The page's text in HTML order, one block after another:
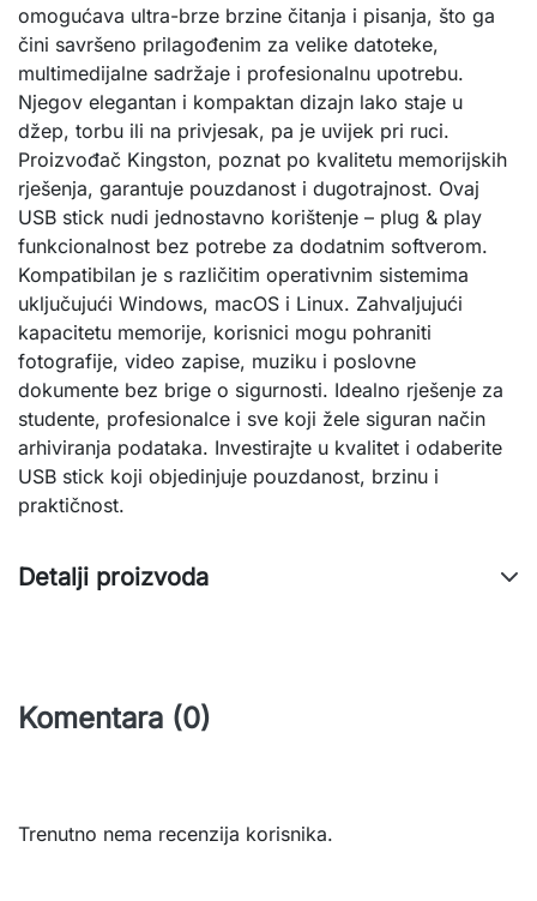
omogućava ultra-brze brzine čitanja i pisanja, što ga
čini savršeno prilagođenim za velike datoteke,
multimedijalne sadržaje i profesionalnu upotrebu.
Njegov elegantan i kompaktan dizajn lako staje u
džep, torbu ili na privjesak, pa je uvijek pri ruci.
Proizvođač Kingston, poznat po kvalitetu memorijskih
rješenja, garantuje pouzdanost i dugotrajnost. Ovaj
USB stick nudi jednostavno korištenje – plug & play
funkcionalnost bez potrebe za dodatnim softverom.
Kompatibilan je s različitim operativnim sistemima
uključujući Windows, macOS i Linux. Zahvaljujući
kapacitetu memorije, korisnici mogu pohraniti
fotografije, video zapise, muziku i poslovne
dokumente bez brige o sigurnosti. Idealno rješenje za
studente, profesionalce i sve koji žele siguran način
arhiviranja podataka. Investirajte u kvalitet i odaberite
USB stick koji objedinjuje pouzdanost, brzinu i
praktičnost.
Detalji proizvoda
Komentara (0)
Trenutno nema recenzija korisnika.